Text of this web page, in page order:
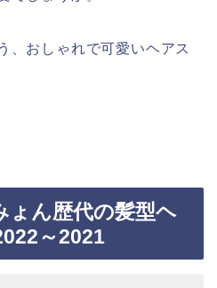
、おしゃれで可愛いヘアス
ょん歴代の髪型ヘ
～2021